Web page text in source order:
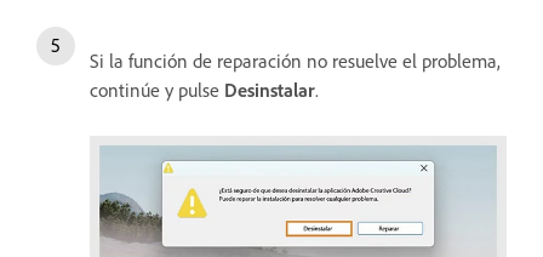
Si la función de reparación no resuelve el problema,
continúe y pulse Desinstalar.